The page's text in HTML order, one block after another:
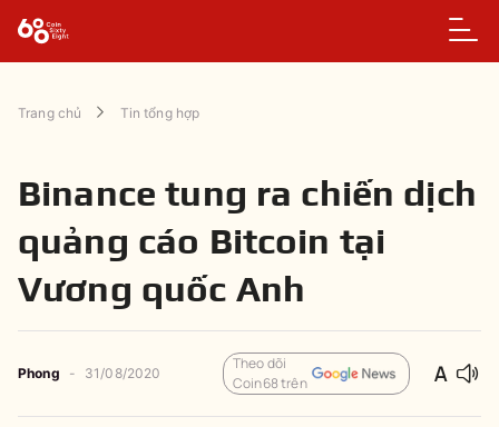
Trang chủ Tin tổng hợp
Binance tung ra chiến dịch
quảng cáo Bitcoin tại
Vương quốc Anh
Phong - 31/08/2020
Theo dõi
Coin68 trên